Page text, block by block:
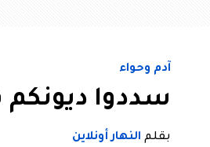
آدم وحواء
سددوا ديونكم
بقلم النهار أونلاين